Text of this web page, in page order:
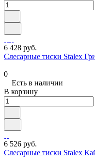
6 428 руб.
Слесарные тиски Stalex
0
Есть в наличии
В корзину
6 526 руб.
Слесарные тиски Stalex